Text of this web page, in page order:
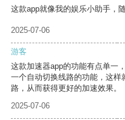
这款app就像我的娱乐小助手，
2025-07-06
游客
这款加速器app的功能有点单一
一个自动切换线路的功能，这
路，从而获得更好的加速效果。
2025-07-06